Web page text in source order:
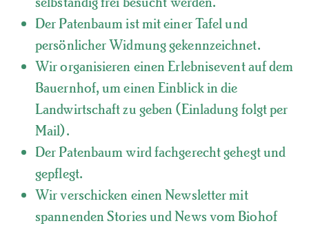
Der Patenbaum ist mit einer Tafel und
persönlicher Widmung gekennzeichnet.
Wir organisieren einen Erlebnisevent auf dem
Bauernhof, um einen Einblick in die
Landwirtschaft zu geben (Einladung folgt per
Mail).
Der Patenbaum wird fachgerecht gehegt und
gepflegt.
Wir verschicken einen Newsletter mit
spannenden Stories und News vom Biohof